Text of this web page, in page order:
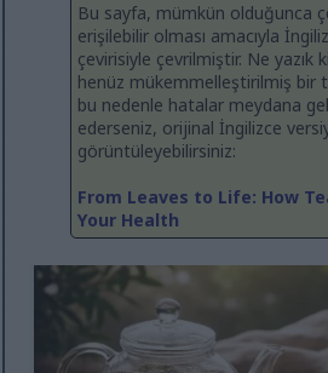
Bu sayfa, mümkün olduğunca
erişilebilir olması amacıyla
çevirisiyle çevrilmiştir. Ne yazık
henüz mükemmelleştirilmiş bir
bu nedenle hatalar meydana
ederseniz, orijinal İngilizce
görüntüleyebilirsiniz:
From Leaves to Life: How
Your Health